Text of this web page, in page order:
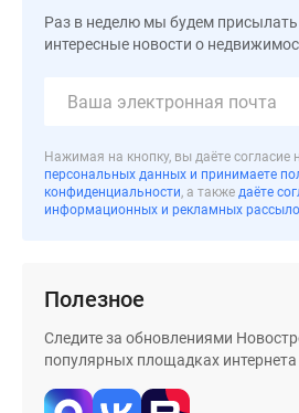
реновации
Москве
Новостройки
премиум-
бизнес-
Рассрочка
Траншевая
ипотека
Раз в неделю мы будем
интересные новости о
Нажимая на кнопку, вы даёте согласие
персональных данных и принимаете
конфиденциальности, а также даёте
информационных и рекламных
Полезное
Следите за обновлениями
популярных площадках интернета